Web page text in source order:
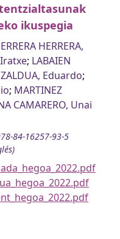
ikuspegia
HERRERA,
; LABAIEN
Eduardo;
; MARTINEZ
CAMARERO, Unai
84-16257-93-5